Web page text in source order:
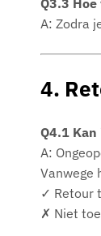
A: Zodra
4.
Q4.1
A:
Vanwege
✓ Retour
✗ Niet